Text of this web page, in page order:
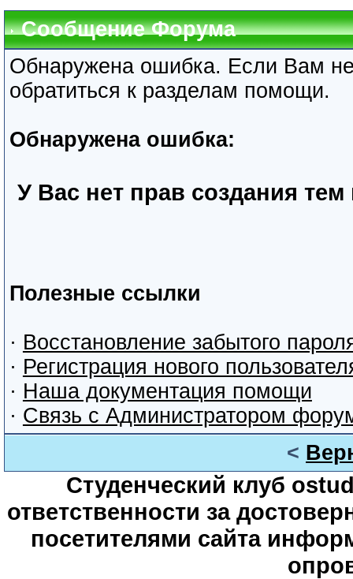
Сообщение Форума
Обнаружена ошибка. Если Вам
обратиться к разделам помощи.
Обнаружена ошибка:
У Вас нет прав создания
Полезные ссылки
· Восстановление забытого
· Регистрация нового
· Наша документация помощи
· Связь с Администратором
<
Студенческий клуб
ответственности за
посетителями сайта